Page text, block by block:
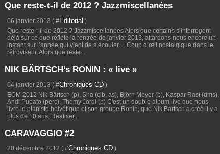
Que reste-t-il de 2012 ? Jazzmiscellanées
06 janvier 2013 ( #Editorial )
Que reste-t-il de 2012 ? Jazzmiscellanées Alors que certains s’interrogent
déjà sur ce que reflète la rentrée de janvier 2013, attardons nous encore un
instant sur l’année qui vient de s’écouler… Coup d’œil nostalgique dans le
rétroviseur. Alors que reste...
NIK BÄRTSCH’s RONIN : « live »
04 janvier 2013 ( #Chroniques CD )
ECM 2012 Nik Bärtsch (p), Sha (clb, as), Björn Meyer (b), Kaspar Rast (dms),
Andi Pupato (perc), Thomy Jordi (b) C'est un double album live que nous
livre le pianiste helvétique et son groupe Ronin, que Nik Bartsch a créé il y a
plus de 10 ans. Réaliser...
CARAVAGGIO #2
20 décembre 2012 ( #Chroniques CD )